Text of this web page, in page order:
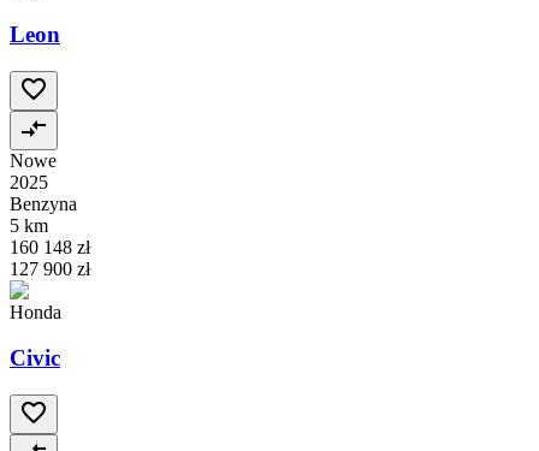
Leon
Nowe
2025
Benzyna
5 km
160 148 zł
127 900 zł
Honda
Civic